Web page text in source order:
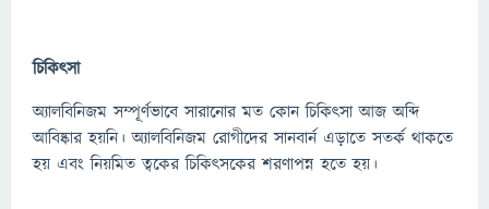
চিকিৎসা
অ্যালবিনিজম সম্পূর্ণভাবে সারানোর মত কোন চিকিৎসা আজ অব্দি
আবিষ্কার হয়নি। অ্যালবিনিজম রোগীদের সানবার্ন এড়াতে সতর্ক থাকতে
হয় এবং নিয়মিত ত্বকের চিকিৎসকের শরণাপন্ন হতে হয়।